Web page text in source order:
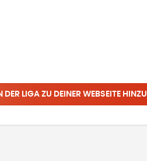
DER LIGA ZU DEINER WEBSEITE HINZU